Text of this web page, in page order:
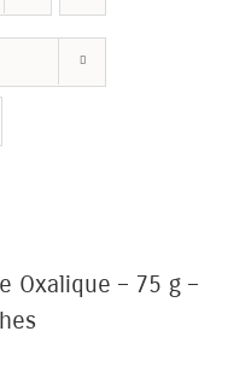
Oxalique – 75 g –